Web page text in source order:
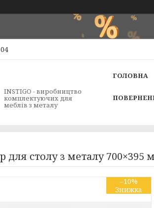
INSTIGO - виробництво
комплектуючих для
меблів з металу
ГОЛОВНА
для столу з металу
–10%